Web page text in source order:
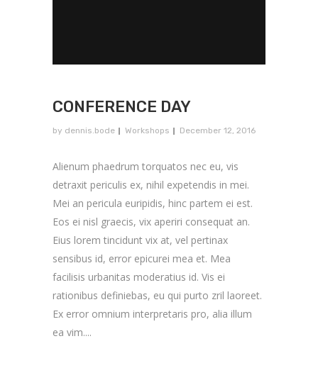
CONFERENCE DAY
by dennis.bode Workshops December 12, 2016
Alienum phaedrum torquatos nec eu, vis
detraxit periculis ex, nihil expetendis in mei.
Mei an pericula euripidis, hinc partem ei est.
Eos ei nisl graecis, vix aperiri consequat an.
Eius lorem tincidunt vix at, vel pertinax
sensibus id, error epicurei mea et. Mea
facilisis urbanitas moderatius id. Vis ei
rationibus definiebas, eu qui purto zril laoreet.
Ex error omnium interpretaris pro, alia illum
ea vim....